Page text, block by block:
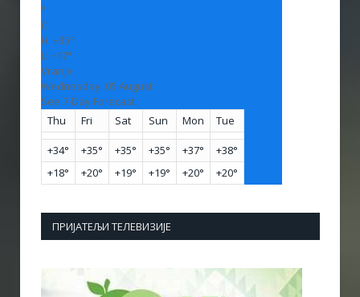
°
C
H: +35°
L: +17°
Vranje
Wednesday, 05 August
See 7-Day Forecast
Thu
Fri Sat Sun Mon Tue
+34° +35° +35° +35° +37° +38°
+18° +20° +19° +19° +20° +20°
ПРИЈАТЕЉИ ТЕЛЕВИЗИЈЕ